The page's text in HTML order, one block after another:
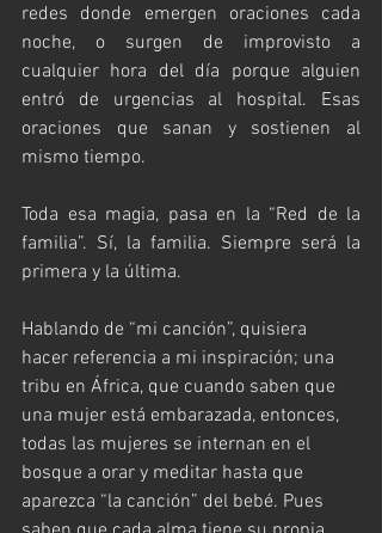
redes donde emergen oraciones cada
noche, o surgen de improvisto a
cualquier hora del día porque alguien
entró de urgencias al hospital. Esas
oraciones que sanan y sostienen al
mismo tiempo.
Toda esa magia, pasa en la “Red de la
familia”. Sí, la familia. Siempre será la
primera y la última.
Hablando de “mi canción”, quisiera
hacer referencia a mi inspiración; una
tribu en África, que cuando saben que
una mujer está embarazada, entonces,
todas las mujeres se internan en el
bosque a orar y meditar hasta que
aparezca “la canción” del bebé. Pues